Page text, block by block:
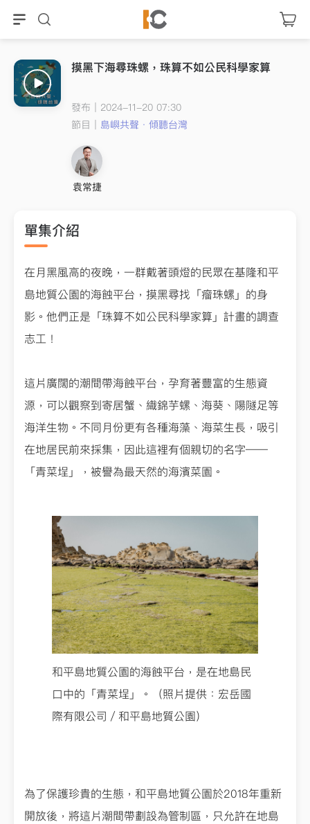
摸黑下海尋珠螺，珠算不如公民科學家算
發布｜2024-11-20 07:30
節目｜ 島嶼共聲．傾聽台灣
袁常捷
單集介紹
在月黑風高的夜晚，一群戴著頭燈的民眾在基隆和平
島地質公園的海蝕平台，摸黑尋找「瘤珠螺」的身
影。他們正是「珠算不如公民科學家算」計畫的調查
志工！
這片廣闊的潮間帶海蝕平台，孕育著豐富的生態資
源，可以觀察到寄居蟹、織錦芋螺、海葵、陽隧足等
海洋生物。不同月份更有各種海藻、海菜生長，吸引
在地居民前來採集，因此這裡有個親切的名字——
「青菜埕」，被譽為最天然的海濱菜園。
和平島地質公園的海蝕平台，是在地島民
口中的「青菜埕」。（照片提供：宏岳國
際有限公司／和平島地質公園）
為了保護珍貴的生態，和平島地質公園於2018年重新
開放後，將這片潮間帶劃設為管制區，只允許在地島